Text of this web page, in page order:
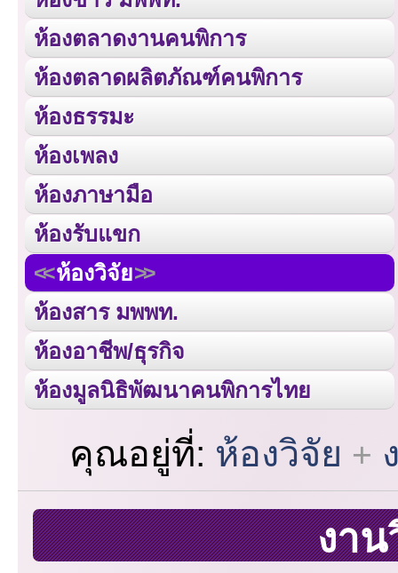
ห้องตลาดงานคนพิการ
ห้องตลาดผลิตภัณฑ์คนพิการ
ห้องธรรมะ
ห้องเพลง
ห้องภาษามือ
ห้องรับแขก
ห้องวิจัย
ห้องสาร มพพท.
ห้องอาชีพ/ธุรกิจ
ห้องมูลนิธิพัฒนาคนพิการไทย
คุณอยู่ที่: ห้องวิจัย
งา